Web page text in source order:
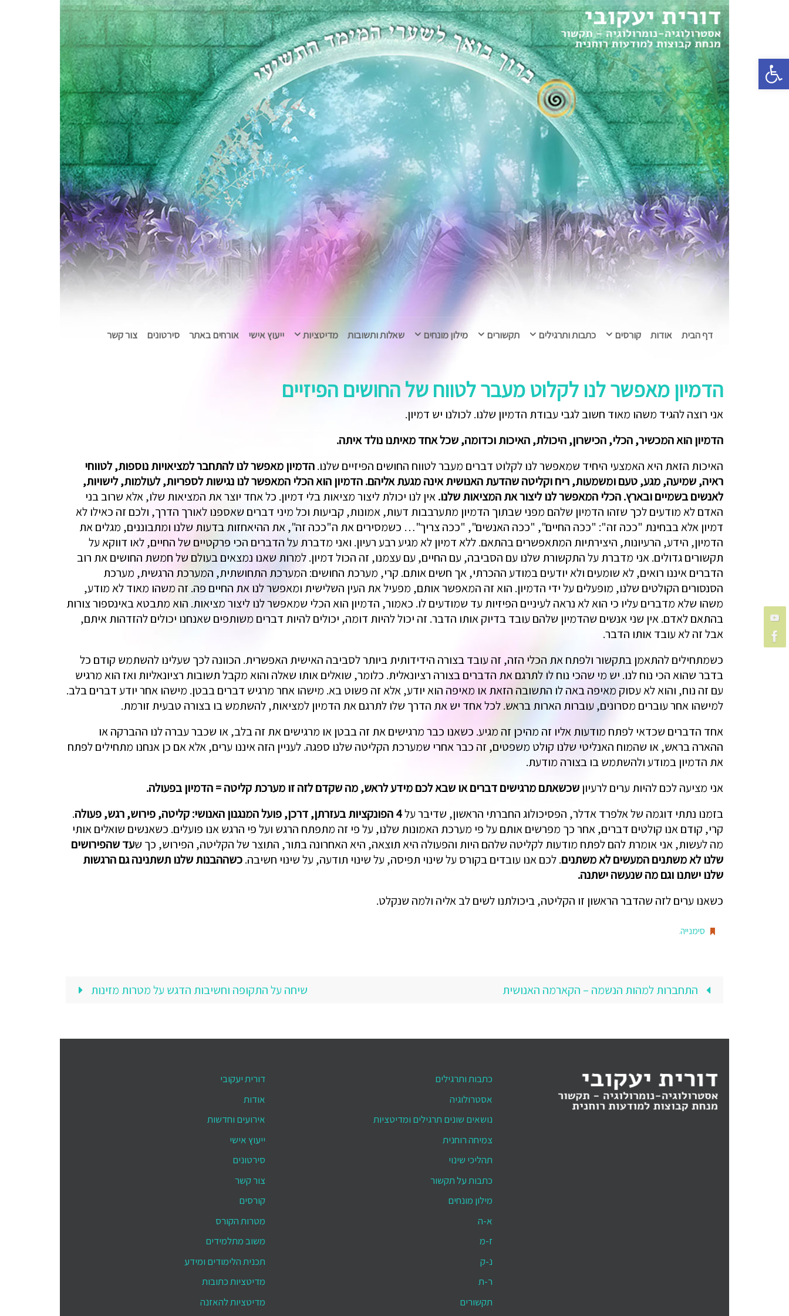
פתח סרגל נגישות
דף הבית אודות קורסים כתבות ותרגילים תקשורים מילון מונחים שאלות ותשובות מדיטציות ייעוץ אישי אורחים באתר סירטונים צור קשר
הדמיון מאפשר לנו לקלוט מעבר לטווח של החושים הפיזיים
אני רוצה להגיד משהו מאוד חשוב לגבי עבודת הדמיון שלנו. לכולנו יש דמיון.
הדמיון הוא המכשיר, הכלי, הכישרון, היכולת, האיכות וכדומה, שכל אחד מאיתנו נולד איתה.
האיכות הזאת היא האמצעי היחיד שמאפשר לנו לקלוט דברים מעבר לטווח החושים הפיזיים שלנו.הדמיון מאפשר לנו להתחבר למציאויות נוספות, לטווחי
ראיה, שמיעה, מגע, טעם ומשמעות, ריח וקליטה שהדעת האנושית אינה מגעת אליהם. הדמיון הוא הכלי המאפשר לנו נגישות לספריות, לעולמות, לישויות,
לאנשים בשמיים ובארץ. הכלי המאפשר לנו ליצור את המציאות שלנו.אין לנו יכולת ליצור מציאות בלי דמיון. כל אחד יוצר את המציאות שלו, אלא שרוב בני
האדם לא מודעים לכך שזהו הדמיון שלהם מפני שבתוך הדמיון מתערבבות דעות, אמונות, קביעות וכל מיני דברים שאספנו לאורך הדרך, ולכם זה כאילו לא
דמיון אלא בבחינת "ככה זה": "ככה החיים", "ככה האנשים", "ככה צריך"… כשמסירים את ה"ככה זה", את ההיאחזות בדעות שלנו ומתבוננים, מגלים את
הדמיון, הידע, הרעיונות, היצירתיות המתאפשרים בהתאם. ללא דמיון לא מגיע רבע רעיון. ואני מדברת על הדברים הכי פרקטיים של החיים, לאו דווקא על
תקשורים גדולים. אני מדברת על התקשורת שלנו עם הסביבה, עם החיים, עם עצמנו, זה הכול דמיון. למרות שאנו נמצאים בעולם של חמשת החושים את רוב
הדברים איננו רואים, לא שומעים ולא יודעים במודע ההכרתי, אך חשים אותם. קרי, מערכת החושים: המערכת התחושתית, המערכת הרגשית, מערכת
הסנסורים הקולטים שלנו, מופעלים על ידי הדמיון. הוא זה המאפשר אותם, מפעיל את העין השלישית ומאפשר לנו את החיים פה. זה משהו מאוד לא מודע,
משהו שלא מדברים עליו כי הוא לא נראה לעיניים הפיזיות עד שמודעים לו. כאמור, הדמיון הוא הכלי שמאפשר לנו ליצור מציאות. הוא מתבטא באינספור צורות
בהתאם לאדם. אין שני אנשים שהדמיון שלהם עובד בדיוק אותו הדבר. זה יכול להיות דומה, יכולים להיות דברים משותפים שאנחנו יכולים להזדהות איתם,
אבל זה לא עובד אותו הדבר.
כשמתחילים להתאמן בתקשור ולפתח את הכלי הזה, זה עובד בצורה הידידותית ביותר לסביבה האישית האפשרית. הכוונה לכך שעלינו להשתמש קודם כל
בדבר שהוא הכי נוח לנו. יש מי שהכי נוח לו לתרגם את הדברים בצורה רציונאלית. כלומר, שואלים אותו שאלה והוא מקבל תשובות רציונאליות ואז הוא מרגיש
עם זה נוח, והוא לא עסוק מאיפה באה לו התשובה הזאת או מאיפה הוא יודע, אלא זה פשוט בא. מישהו אחר מרגיש דברים בבטן. מישהו אחר יודע דברים בלב.
למישהו אחר עוברים מסרונים, עוברות הארות בראש. לכל אחד יש את הדרך שלו לתרגם את הדמיון למציאות, להשתמש בו בצורה טבעית זורמת.
אחד הדברים שכדאי לפתח מודעות אליו זה מהיכן זה מגיע. כשאנו כבר מרגישים את זה בבטן או מרגישים את זה בלב, או שכבר עברה לנו ההברקה או
ההארה בראש, או שהמוח האנליטי שלנו קולט משפטים, זה כבר אחרי שמערכת הקליטה שלנו ספגה. לעניין הזה איננו ערים, אלא אם כן אנחנו מתחילים לפתח
את הדמיון במודע ולהשתמש בו בצורה מודעת.
אני מציעה לכם להיות ערים לרעיוןשכשאתם מרגישים דברים או שבא לכם מידע לראש, מה שקדם לזה זו מערכת קליטה = הדמיון בפעולה.
בזמנו נתתי דוגמה של אלפרד אדלר, הפסיכולוג החברתי הראשון, שדיבר על4 הפונקציות בעזרתן, דרכן, פועל המנגנון האנושי: קליטה, פירוש, רגש, פעולה
.
קרי, קודם אנו קולטים דברים, אחר כך מפרשים אותם על פי מערכת האמונות שלנו, על פי זה מתפתח הרגש ועל פי הרגש אנו פועלים. כשאנשים שואלים אותי
מה לעשות, אני אומרת להם לפתח מודעות לקליטה שלהם היות והפעולה היא תוצאה, היא האחרונה בתור, התוצר של הקליטה, הפירוש, כך שעד שהפירושים
שלנו לא משתנים המעשים לא משתנים. לכם אנו עובדים בקורס על שינוי תפיסה, על שינוי תודעה, על שינוי חשיבה.כשההבנות שלנו תשתנינה גם הרגשות
שלנו ישתנו וגם מה שנעשה ישתנה.
כשאנו ערים לזה שהדבר הראשון זו הקליטה, ביכולתנו לשים לב אליה ולמה שנקלט.
סימנייה.
התחברות למהות הנשמה – הקארמה האנושית שיחה על התקופה וחשיבות הדגש על מטרות מזינות
כתבות ותרגילים
אסטרולוגיה
נושאים שונים תרגילים ומדיטציות
צמיחה רוחנית
תהליכי שינוי
כתבות על תקשור
מילון מונחים
א-ה
ז-מ
נ-ק
ר-ת
תקשורים
דורית יעקובי
אודות
אירועים וחדשות
ייעוץ אישי
סירטונים
צור קשר
קורסים
מטרות הקורס
משוב מתלמידים
תכנית הלימודים ומידע
מדיטציות כתובות
מדיטציות להאזנה